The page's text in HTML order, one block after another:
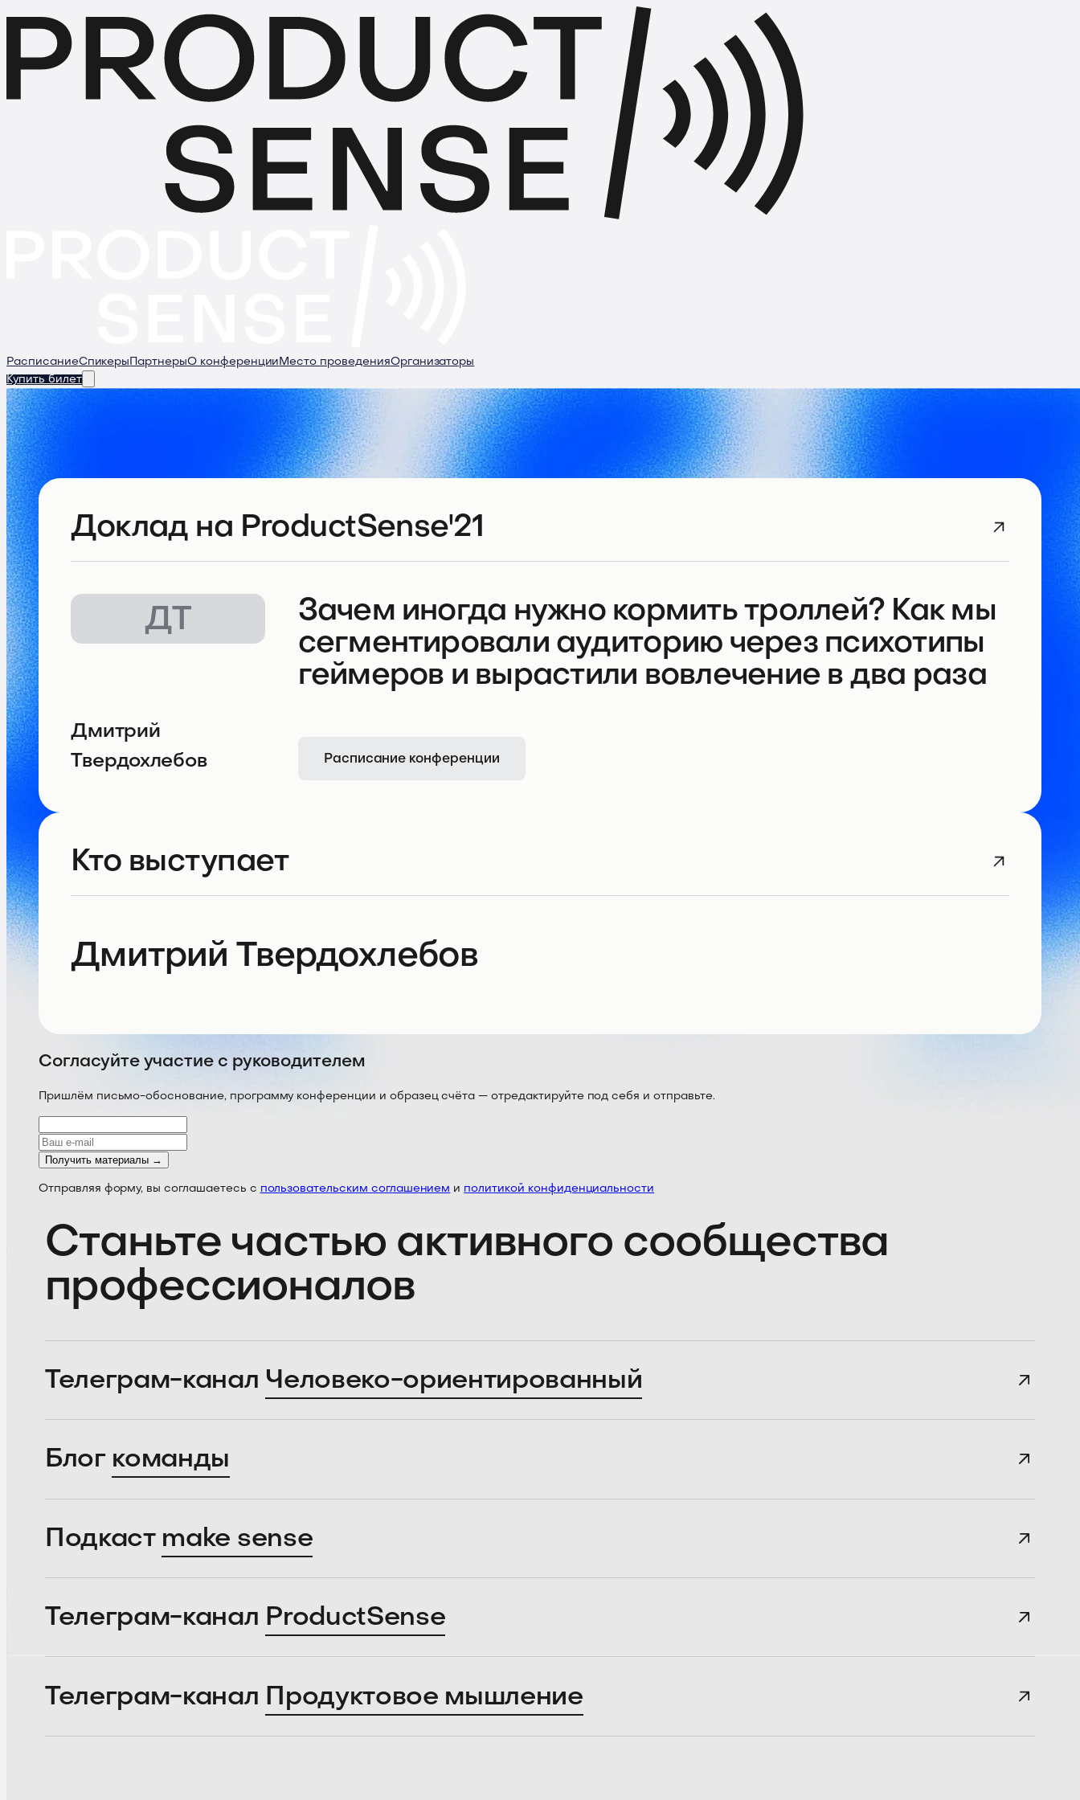
РасписаниеСпикеры ПартнерыО конференции Место проведенияОрганизаторы
Купить билет
Доклад на ProductSense'21
ДТ
Зачем иногда нужно кормить троллей? Как мы
сегментировали аудиторию через психотипы
геймеров и вырастили вовлечение в два раза
Дмитрий
Твердохлебов
Расписание конференции
Кто выступает
Дмитрий Твердохлебов
Согласуйте участие с руководителем
Пришлём письмо-обоснование, программу конференции и образец счёта — отредактируйте под себя и отправьте.
Получить материалы →
Отправляя форму, вы соглашаетесь с пользовательским соглашением и политикой конфиденциальности
Станьте частью активного сообщества
профессионалов
Телеграм-канал Человеко-ориентированный
Блог команды
Подкаст make sense
Телеграм-канал ProductSense
Телеграм-канал Продуктовое мышление